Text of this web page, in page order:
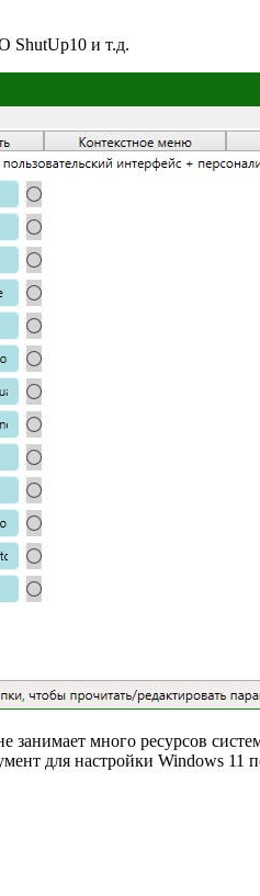
ShutUp10 и т.д.
занимает много ресурсов
для настройки Windows 11